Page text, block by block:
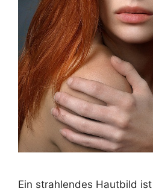
Ein strahlendes Hautbild